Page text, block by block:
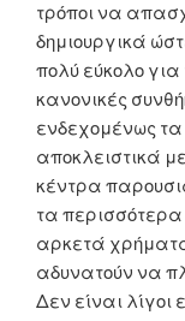
τρόποι να
δημιουργικά
πολύ εύκολο για
κανονικές
ενδεχομένως
αποκλειστικά
κέντρα
τα περισσότερα
αρκετά χρήματα
αδυνατούν να
Δεν είναι λίγοι